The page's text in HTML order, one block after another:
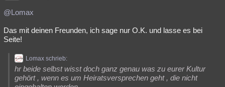
@Lomax
Das mit deinen Freunden, ich sage nur O.K. und lasse es bei
Seite!
Lomax schrieb:
hr beide selbst wisst doch ganz genau was zu eurer Kultur
gehört , wenn es um Heiratsversprechen geht , die nicht